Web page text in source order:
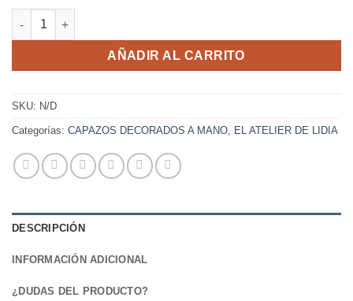
CAPAZO 7V PEZ Y TUL cantidad
AÑADIR AL CARRITO
SKU: N/D
Categorías: CAPAZOS DECORADOS A MANO EL ATELIER DE LIDIA
DESCRIPCIÓN
INFORMACIÓN ADICIONAL
¿DUDAS DEL PRODUCTO?